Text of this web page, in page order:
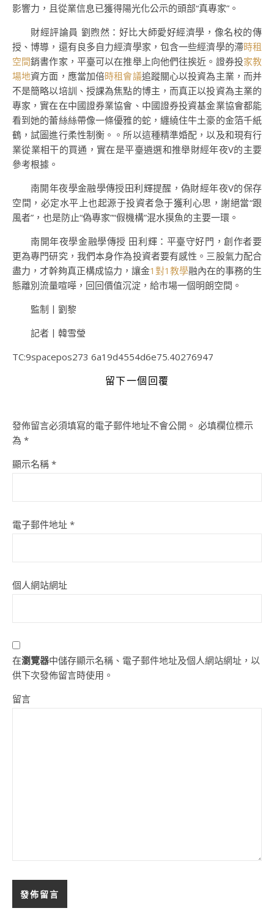
影響力，且從業信息已獲得陽光化公示的頭部“真專家”。
財經評論員 劉煦然：好比大師愛好經濟學，像名校的傳
授、博導，還有良多自力經濟學家，包含一些經濟學的滯時租
空間銷書作家，平臺可以在推舉上向他們往挨近。證券投家教
場地資方面，應當加倍時租會議追蹤關心以投資為主業，而并
不是簡略以培訓、授課為焦點的博主，而真正以投資為主業的
專家，實在在中國證券業協會、中國證券投資基金業協會都能
看到她的蕾絲絲帶像一條優雅的蛇，纏繞住牛土豪的金箔千紙
鶴，試圖進行柔性制衡。。所以這種精準婚配，以及和現有行
業從業相干的買通，實在是平臺遴選和推舉財經年夜V的主要
參考根據。
南開年夜學金融學傳授田利輝提醒，偽財經年夜V的保存
空間，必定水平上也起源于投資者急于獲利心思，謝絕當“跟
風者”，也是防止“偽專家”“假機構”混水摸魚的主要一環。
南開年夜學金融學傳授 田利輝：平臺守好門，創作者要
更為專門研究，我們本身作為投資者要有感性。三股氣力配合
盡力，才幹夠真正構成協力，讓金1對1教學融內在的事務的生
態離別流量喧嘩，回回價值沉淀，給市場一個明朗空間。
監制丨劉黎
記者丨韓雪瑩
TC:9spacepos273 6a19d4554d6e75.40276947
留下一個回覆
發佈留言必須填寫的電子郵件地址不會公開。 必填欄位標示
為 *
顯示名稱 *
電子郵件地址 *
個人網站網址
在瀏覽器中儲存顯示名稱、電子郵件地址及個人網站網址，以
供下次發佈留言時使用。
留言